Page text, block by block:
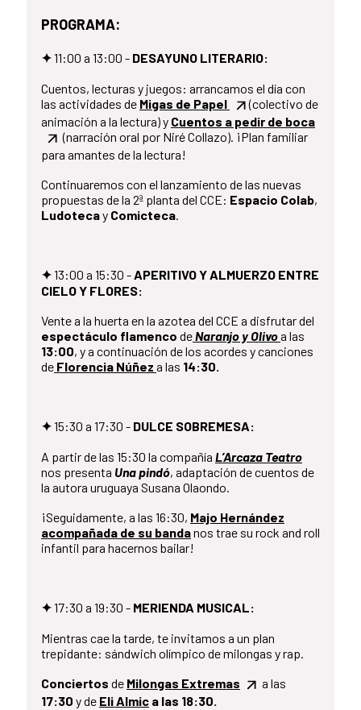
PROGRAMA:
✦11:00 a 13:00 - DESAYUNO LITERARIO:
Cuentos, lecturas y juegos: arrancamos el día con
las actividades de Migas de Papel
(colectivo de
animación a la lectura) y Cuentos a pedir de boca
(narración oral por Niré Collazo). ¡Plan familiar
para amantes de la lectura!
Continuaremos con el lanzamiento de las nuevas
propuestas de la 2ª planta del CCE: Espacio Colab,
Ludotecay Comicteca.
✦13:00 a 15:30 -APERITIVO Y ALMUERZO ENTRE
CIELO Y FLORES:
Vente a la huerta en la azotea del CCE a disfrutar del
espectáculo flamenco deNaranjo y Olivoa las
13:00, y a continuación de los acordes y canciones
de Florencia Núñez a las 14:30.
✦15:30 a 17:30 - DULCE SOBREMESA:
A partir de las 15:30 la compañía L’Arcaza Teatro
nos presenta Una pindó, adaptación de cuentos de
la autora uruguaya Susana Olaondo.
¡Seguidamente, a las 16:30, Majo Hernández
acompañada de su bandanos trae su rock and roll
infantil para hacernos bailar!
✦17:30 a 19:30 - MERIENDA MUSICAL:
Mientras cae la tarde, te invitamos a un plan
trepidante: sándwich olímpico de milongas y rap.
Conciertos de Milongas Extremas
a las
17:30 y de Eli Almic a las 18:30.